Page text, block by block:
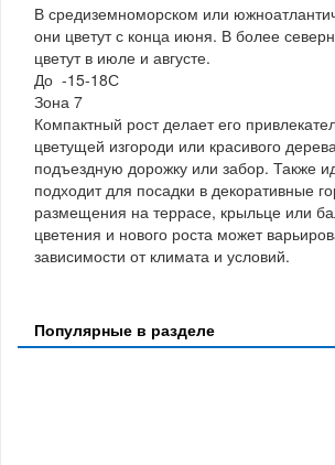
В средиземноморском или
они цветут с конца июня. В более
цветут в июле и августе.
До -15-18С
Зона 7
Компактный рост делает его
цветущей изгороди или красивого
подъездную дорожку или забор. Также
подходит для посадки в декоративные
размещения на террасе, крыльце или
цветения и нового роста может
зависимости от климата и условий.
Популярные в разделе